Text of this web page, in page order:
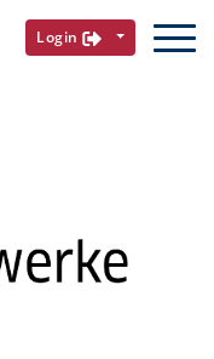
Login